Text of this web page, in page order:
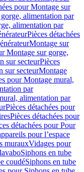
pour Montage sur
alimentation par
alimentation par
Pièces détachées
Montage sur
Montage sur gorge,
sur secteurPièces
sur secteurMontage
pour Montage mural,
par
alimentation par
Pièces détachées pour
Pièces détachées pour
détachées pour Pour
pour l’espace
murauxVidages pour
Siphons en tube
coudéSiphons en tube